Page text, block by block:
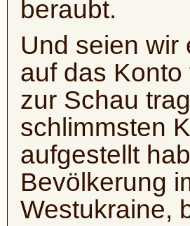
beraubt.
Und seien wir
auf das
zur Schau
schlimmsten
aufgestellt
Bevölkerung
Westukraine,